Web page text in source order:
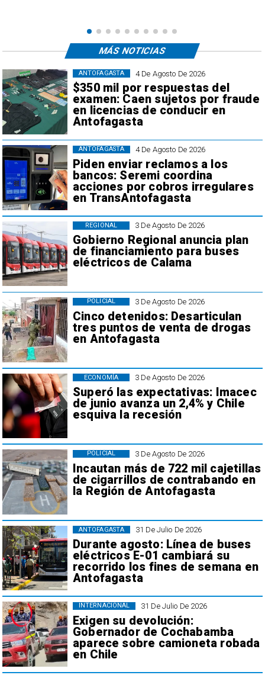
4 De Agosto De 2026
$350 mil por respuestas del
examen: Caen sujetos por fraude
en licencias de conducir en
Antofagasta
ANTOFAGASTA
4 De Agosto De 2026
Piden enviar reclamos a los
bancos: Seremi coordina
acciones por cobros irregulares
en TransAntofagasta
ANTOFAGASTA
3 De Agosto De 2026
Gobierno Regional anuncia plan
de financiamiento para buses
eléctricos de Calama
REGIONAL
3 De Agosto De 2026
Cinco detenidos: Desarticulan
tres puntos de venta de drogas
en Antofagasta
POLICIAL
3 De Agosto De 2026
Superó las expectativas: Imacec
de junio avanza un 2,4% y Chile
esquiva la recesión
ECONOMÍA
3 De Agosto De 2026
Incautan más de 722 mil cajetillas
de cigarrillos de contrabando en
la Región de Antofagasta
POLICIAL
31 De Julio De 2026
Durante agosto: Línea de buses
eléctricos E-01 cambiará su
recorrido los fines de semana en
Antofagasta
ANTOFAGASTA
31 De Julio De 2026
Exigen su devolución:
Gobernador de Cochabamba
aparece sobre camioneta robada
en Chile
INTERNACIONAL
MÁS NOTICIAS